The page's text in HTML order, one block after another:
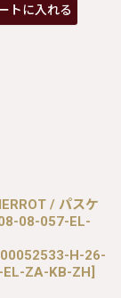
トに入れる
/ パスケ
08-057-EL-
H-26-
ZA-KB-ZH]